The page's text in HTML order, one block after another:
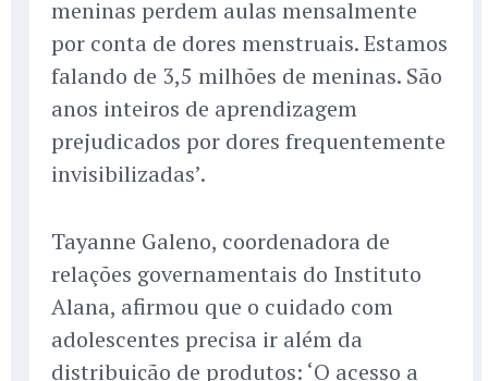
meninas perdem aulas mensalmente
por conta de dores menstruais. Estamos
falando de 3,5 milhões de meninas. São
anos inteiros de aprendizagem
prejudicados por dores frequentemente
invisibilizadas’.
Tayanne Galeno, coordenadora de
relações governamentais do Instituto
Alana, afirmou que o cuidado com
adolescentes precisa ir além da
distribuição de produtos: ‘O acesso a